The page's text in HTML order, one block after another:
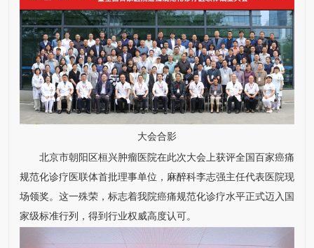
大会合影
北京市朝阳区桓兴肿瘤医院在此次大会上获评全国百家癌痛
规范化诊疗医联体首批理事单位，麻醉科李志强主任代表医院现
场领奖。这一殊荣，标志着我院癌痛规范化诊疗水平正式迈入国
家级标准行列，得到行业权威高度认可。